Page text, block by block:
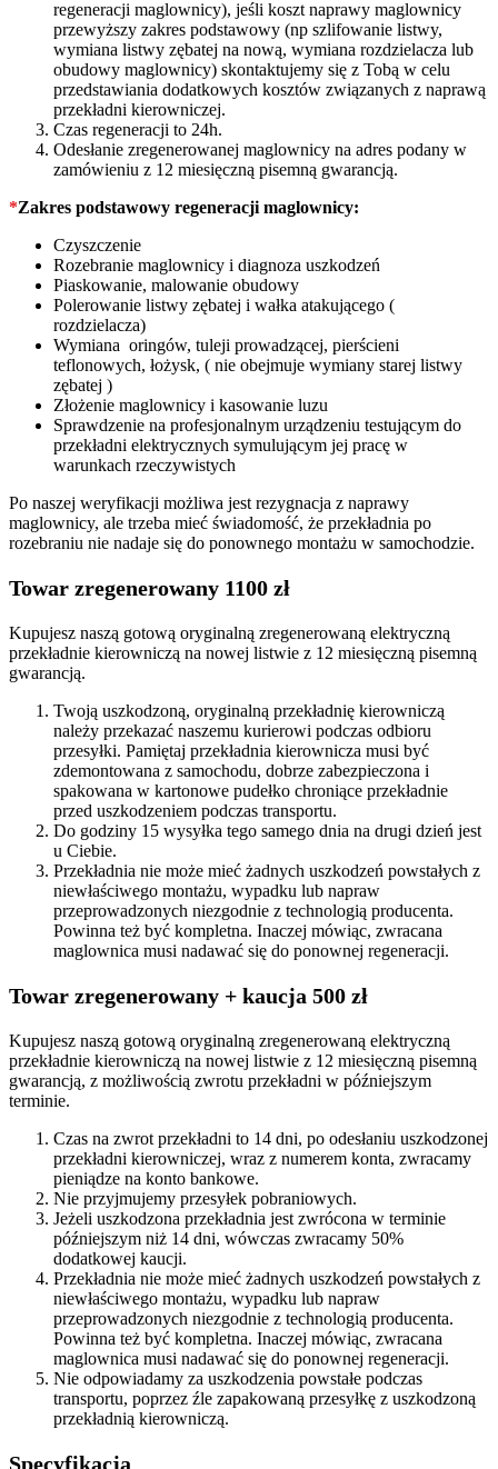
regeneracji maglownicy), jeśli koszt naprawy maglownicy
przewyższy zakres podstawowy (np szlifowanie listwy,
wymiana listwy zębatej na nową, wymiana rozdzielacza lub
obudowy maglownicy) skontaktujemy się z Tobą w celu
przedstawiania dodatkowych kosztów związanych z naprawą
przekładni kierowniczej.
Czas regeneracji to 24h.
Odesłanie zregenerowanej maglownicy na adres podany w
zamówieniu z 12 miesięczną pisemną gwarancją.
*Zakres podstawowy regeneracji maglownicy:
Czyszczenie
Rozebranie maglownicy i diagnoza uszkodzeń
Piaskowanie, malowanie obudowy
Polerowanie listwy zębatej i wałka atakującego (
rozdzielacza)
Wymiana oringów, tuleji prowadzącej, pierścieni
teflonowych, łożysk, ( nie obejmuje wymiany starej listwy
zębatej )
Złożenie maglownicy i kasowanie luzu
Sprawdzenie na profesjonalnym urządzeniu testującym do
przekładni elektrycznych symulującym jej pracę w
warunkach rzeczywistych
Po naszej weryfikacji możliwa jest rezygnacja z naprawy
maglownicy, ale trzeba mieć świadomość, że przekładnia po
rozebraniu nie nadaje się do ponownego montażu w samochodzie.
Towar zregenerowany 1100 zł
Kupujesz naszą gotową oryginalną zregenerowaną elektryczną
przekładnie kierowniczą na nowej listwie z 12 miesięczną pisemną
gwarancją.
Twoją uszkodzoną, oryginalną przekładnię kierowniczą
należy przekazać naszemu kurierowi podczas odbioru
przesyłki. Pamiętaj przekładnia kierownicza musi być
zdemontowana z samochodu, dobrze zabezpieczona i
spakowana w kartonowe pudełko chroniące przekładnie
przed uszkodzeniem podczas transportu.
Do godziny 15 wysyłka tego samego dnia na drugi dzień jest
u Ciebie.
Przekładnia nie może mieć żadnych uszkodzeń powstałych z
niewłaściwego montażu, wypadku lub napraw
przeprowadzonych niezgodnie z technologią producenta.
Powinna też być kompletna. Inaczej mówiąc, zwracana
maglownica musi nadawać się do ponownej regeneracji.
Towar zregenerowany + kaucja 500 zł
Kupujesz naszą gotową oryginalną zregenerowaną elektryczną
przekładnie kierowniczą na nowej listwie z 12 miesięczną pisemną
gwarancją, z możliwością zwrotu przekładni w późniejszym
terminie.
Czas na zwrot przekładni to 14 dni, po odesłaniu uszkodzonej
przekładni kierowniczej, wraz z numerem konta, zwracamy
pieniądze na konto bankowe.
Nie przyjmujemy przesyłek pobraniowych.
Jeżeli uszkodzona przekładnia jest zwrócona w terminie
późniejszym niż 14 dni, wówczas zwracamy 50%
dodatkowej kaucji.
Przekładnia nie może mieć żadnych uszkodzeń powstałych z
niewłaściwego montażu, wypadku lub napraw
przeprowadzonych niezgodnie z technologią producenta.
Powinna też być kompletna. Inaczej mówiąc, zwracana
maglownica musi nadawać się do ponownej regeneracji.
Nie odpowiadamy za uszkodzenia powstałe podczas
transportu, poprzez źle zapakowaną przesyłkę z uszkodzoną
przekładnią kierowniczą.
Specyfikacja